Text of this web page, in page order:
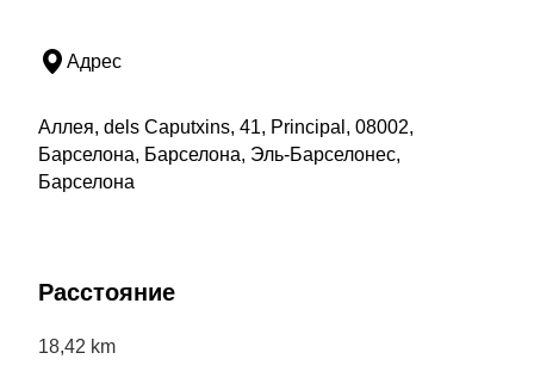
Адрес
Аллея, dels Caputxins, 41, Principal, 08002,
Барселона, Барселона, Эль-Барселонес,
Барселона
Расстояние
18,42 km